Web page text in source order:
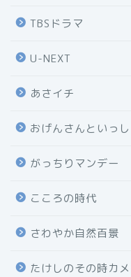
TBSドラマ
U-NEXT
あさイチ
おげんさんといっし
がっちりマンデー
こころの時代
さわやか自然百景
たけしのその時カ